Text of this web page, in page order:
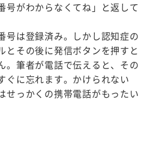
号がわからなくてね」と返して
号は登録済み。しかし認知症の
とその後に発信ボタンを押すと
。筆者が電話で伝えると、その
ぐに忘れます。かけられない
せっかくの携帯電話がもったい